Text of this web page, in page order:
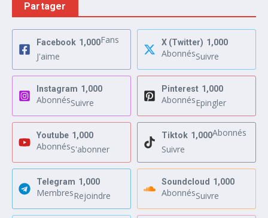
Partager
Facebook 1,000Fans
J'aime
X (Twitter) 1,000
AbonnésSuivre
Instagram 1,000
AbonnésSuivre
Pinterest 1,000
AbonnésEpingler
Youtube 1,000
AbonnésS'abonner
Tiktok 1,000Abonnés
Suivre
Telegram 1,000
MembresRejoindre
Soundcloud 1,000
AbonnésSuivre